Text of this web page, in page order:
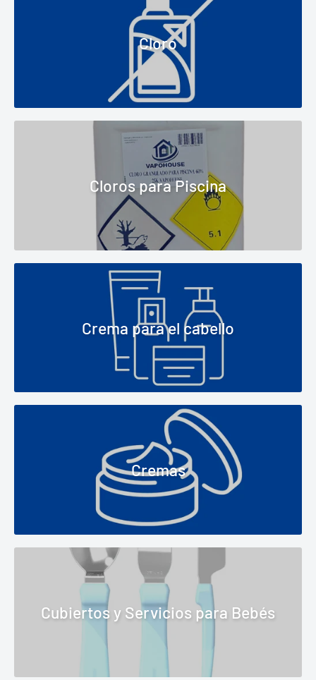
Cloro
Cloros para Piscina
Crema para el cabello
Cremas
Cubiertos y Servicios para Bebés